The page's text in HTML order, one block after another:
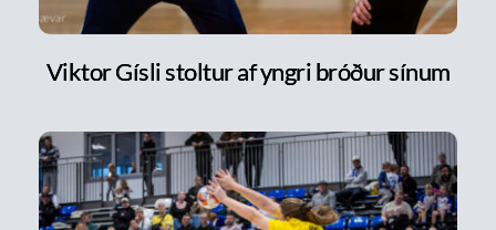
Viktor Gísli stoltur af yngri bróður sínum